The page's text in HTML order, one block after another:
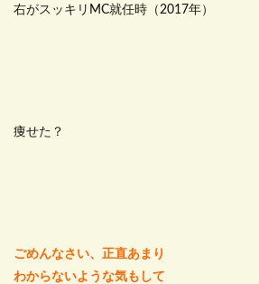
右がスッキリMC就任時（2017年）
痩せた？
ごめんなさい、正直あまり
わからないような気もして